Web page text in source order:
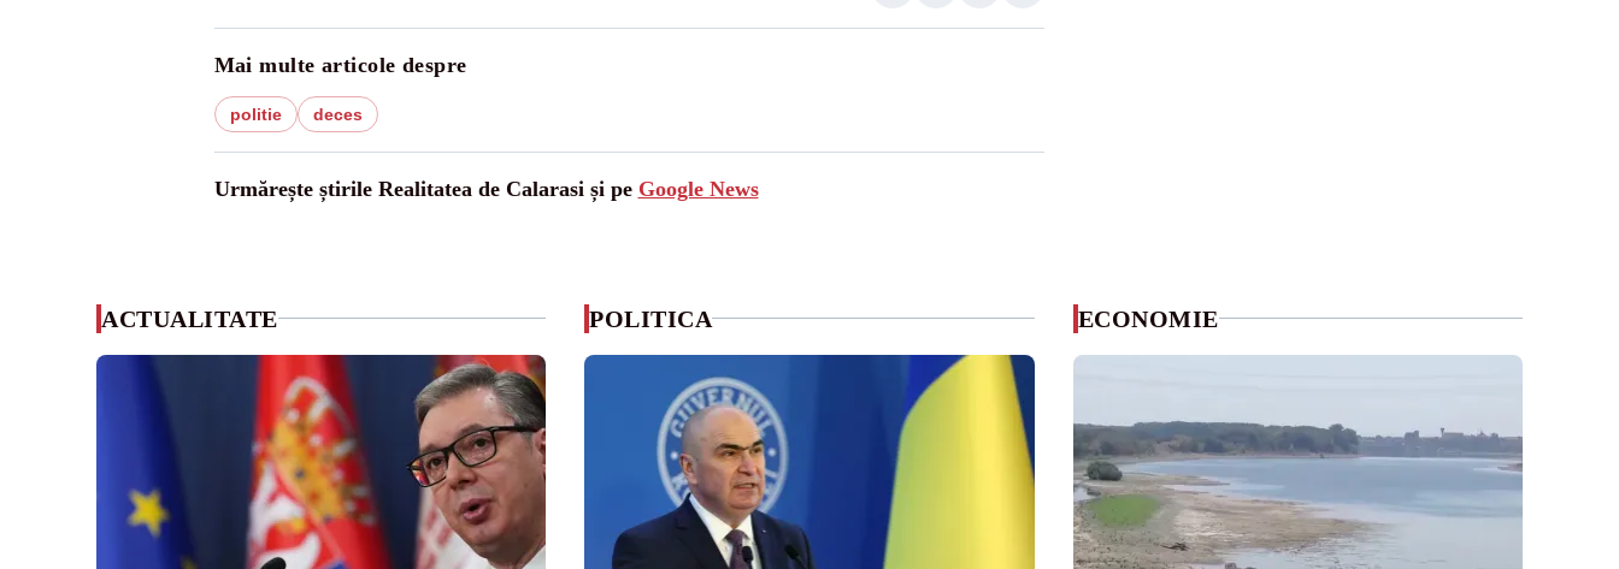
Mai multe articole despre
politie deces
Urmărește știrile Realitatea de Calarasi și pe Google News
ACTUALITATE POLITICA ECONOMIE